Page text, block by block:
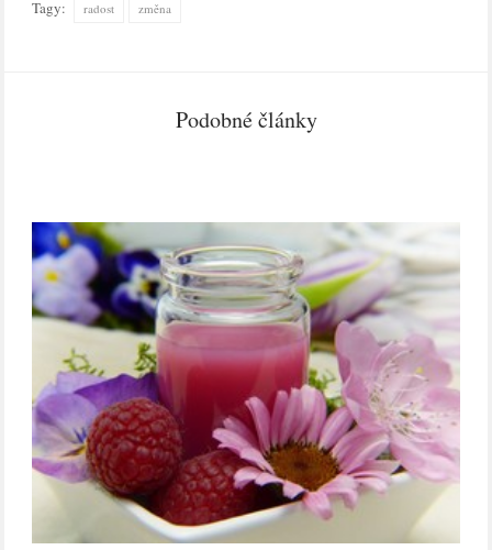
Tagy: radost změna
Podobné články